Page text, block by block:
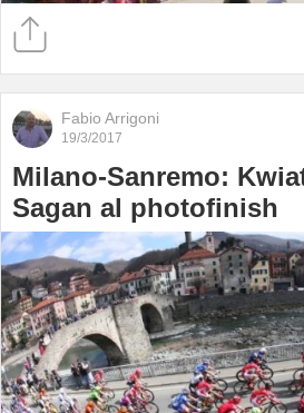
Fabio Arrigoni
19/3/2017
Milano-Sanremo:
Sagan al photofinish